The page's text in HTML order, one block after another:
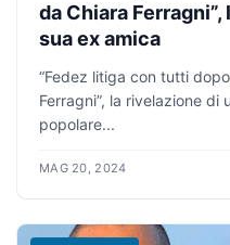
da Chiara
sua ex amica
“Fedez litiga con tutti
Ferragni”, la rivelazione
popolare...
MAG 20, 2024